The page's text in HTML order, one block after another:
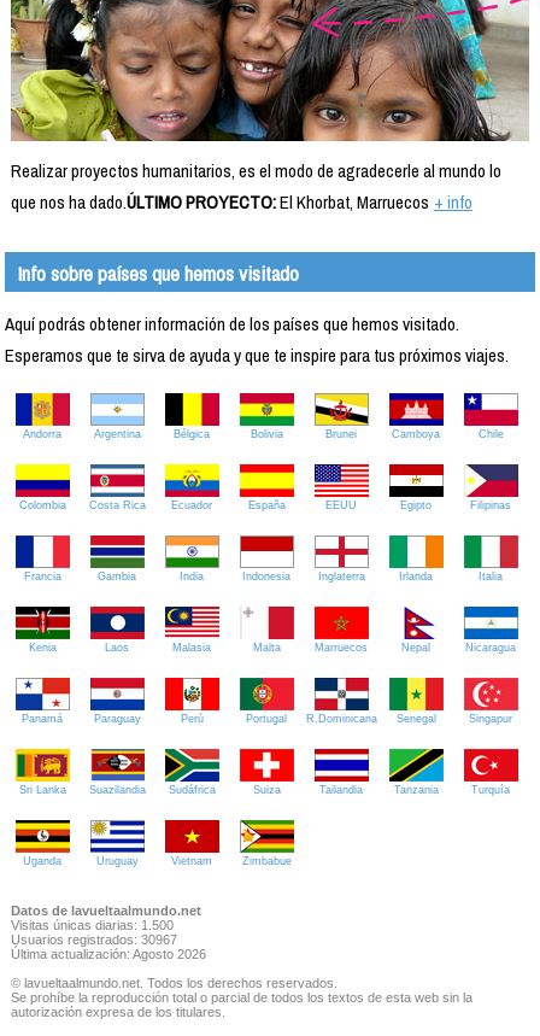
Realizar proyectos humanitarios, es el modo de agradecerle al mundo lo
que nos ha dado.ÚLTIMO PROYECTO:El Khorbat, Marruecos + info
Info sobre países que hemos visitado
Aquí podrás obtener información de los países que hemos visitado.
Esperamos que te sirva de ayuda y que te inspire para tus próximos viajes.
Andorra Argentina Bélgica Bolivia Brunei Camboya Chile
Colombia Costa Rica Ecuador España EEUU Egipto Filipinas
Francia Gambia India Indonesia Inglaterra Irlanda Italia
Kenia Laos Malasia Malta Marruecos Nepal Nicaragua
Panamá Paraguay Perú Portugal R.Dominicana Senegal Singapur
Sri Lanka Suazilandia Sudáfrica Suiza Tailandia Tanzania Turquía
Uganda Uruguay Vietnam Zimbabue
Datos de lavueltaalmundo.net
Visitas únicas diarias: 1.500
Usuarios registrados: 30967
Última actualización: Agosto 2026
© lavueltaalmundo.net. Todos los derechos reservados.
Se prohíbe la reproducción total o parcial de todos los textos de esta web sin la
autorización expresa de los titulares.